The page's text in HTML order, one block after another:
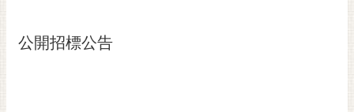
公開招標公告